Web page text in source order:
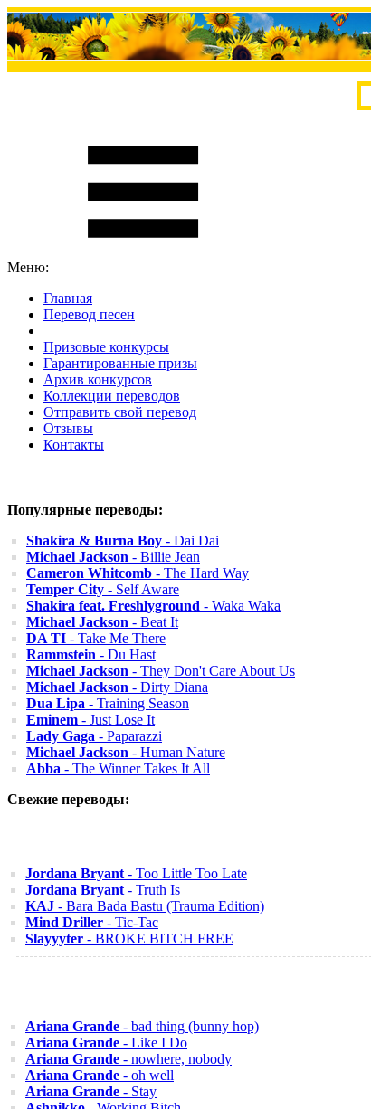
Меню:
Главная
Перевод песен
Призовые конкурсы
Гарантированные призы
Архив конкурсов
Коллекции переводов
Отправить свой перевод
Отзывы
Контакты
Популярные переводы:
Shakira & Burna Boy - Dai Dai
Michael Jackson - Billie Jean
Cameron Whitcomb - The Hard Way
Temper City - Self Aware
Shakira feat. Freshlyground - Waka Waka
Michael Jackson - Beat It
DA TI - Take Me There
Rammstein - Du Hast
Michael Jackson - They Don't Care About Us
Michael Jackson - Dirty Diana
Dua Lipa - Training Season
Eminem - Just Lose It
Lady Gaga - Paparazzi
Michael Jackson - Human Nature
Abba - The Winner Takes It All
Свежие переводы:
Jordana Bryant - Too Little Too Late
Jordana Bryant - Truth Is
KAJ - Bara Bada Bastu (Trauma Edition)
Mind Driller - Tic-Tac
Slayyyter - BROKE BITCH FREE
Ariana Grande - bad thing (bunny hop)
Ariana Grande - Like I Do
Ariana Grande - nowhere, nobody
Ariana Grande - oh well
Ariana Grande - Stay